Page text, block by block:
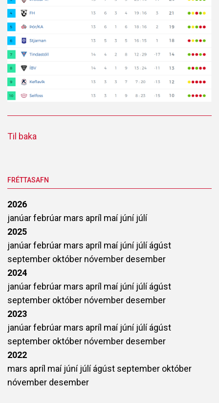
Til baka
FRÉTTASAFN
2026
janúarfebrúar mars apríl maí júní júlí
2025
janúarfebrúar mars apríl maí júní júlíágúst
september október nóvember desember
2024
janúarfebrúar mars apríl maí júní júlíágúst
september október nóvember desember
2023
janúarfebrúar mars apríl maí júní júlíágúst
september október nóvember desember
2022
mars apríl maí júní júlíágúst september október
nóvember desember